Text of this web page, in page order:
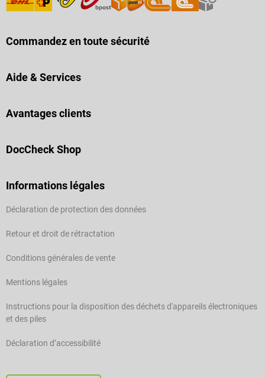
Commandez en toute sécurité
Aide & Services
Avantages clients
DocCheck Shop
Informations légales
Déclaration de protection des données
Retour et droit de rétractation
Conditions générales de vente
Mentions légales
Instructions pour la disposition des déchets d'appareils électroniques
et des piles
Déclaration d’accessibilité